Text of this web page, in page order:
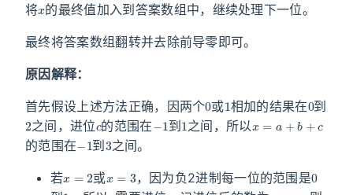
将 的最终值加入到答案数组中，继续处理下一位。
最终将答案数组翻转并去除前导零即可。
原因解释：
首先假设上述方法正确，因两个 或 相加的结果在 到
2
之间，进位
c
的范围在
−
到
1
之间，所以
x=a+b+c
的范围在
−1
到
3
之间。
若 或 ，因为负2进制每一位的范围是
1 x xfinal